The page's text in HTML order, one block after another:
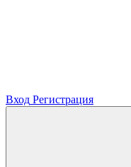
Вход Регистрация